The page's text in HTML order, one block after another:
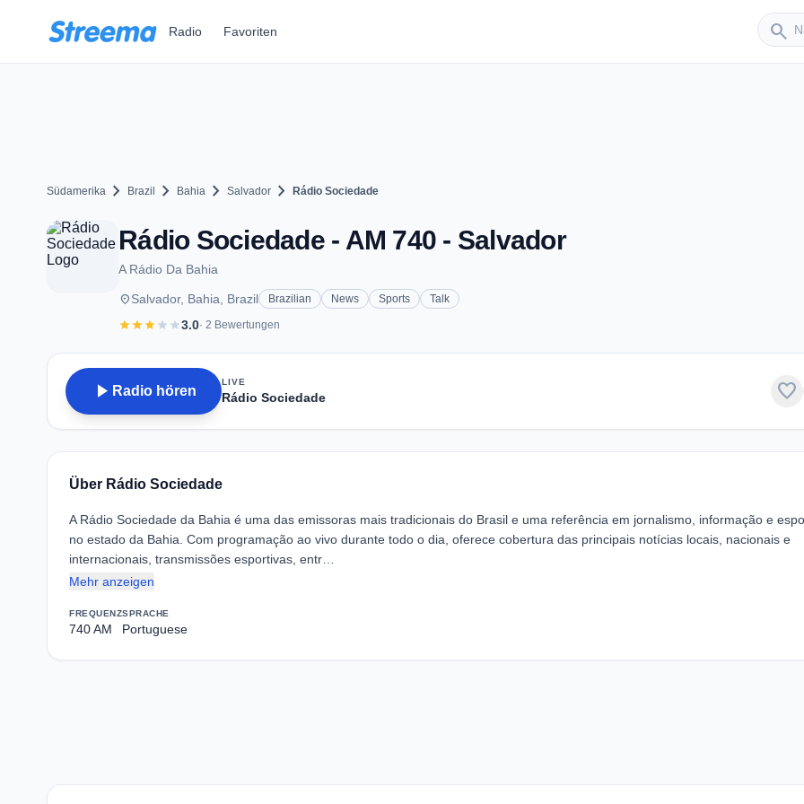
Radio Favoriten search
Südamerika chevron_right Brazil chevron_right Bahia chevron_right Salvador chevron_right Rádio Sociedade
Rádio Sociedade - AM 740 - Salvador
A Rádio Da Bahia
placeSalvador, Bahia, Brazil Brazilian News Sports Talk
starstarstarstar star3.0· 2 Bewertungen
play_arrow Radio hören
LIVE
Rádio Sociedade favorite
Über Rádio Sociedade
A Rádio Sociedade da Bahia é uma das emissoras mais tradicionais do Brasil e uma referência em jornalismo, informação e
no estado da Bahia. Com programação ao vivo durante todo o dia, oferece cobertura das principais notícias locais, nacionais e
internacionais, transmissões esportivas, entr…
Mehr anzeigen
FREQUENZ
740 AM
SPRACHE
Portuguese